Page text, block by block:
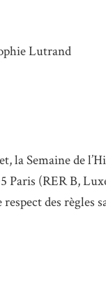
Lutrand
la Semaine de
Paris (RER B,
des règles